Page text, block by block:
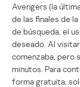
Avengers (la
de las finales de
de búsqueda, el
deseado. Al
comenzaba, pero
minutos. Para
forma gratuita,